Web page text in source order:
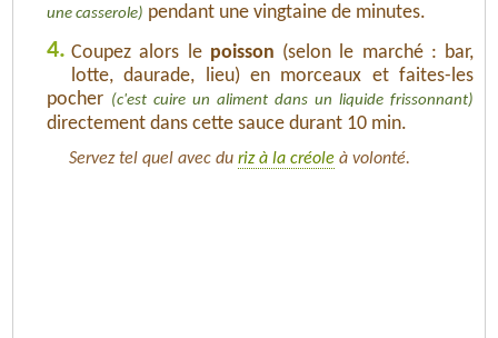
une casserole) pendant une vingtaine de minutes.
4. Coupez alors le poisson (selon le marché : bar,
lotte, daurade, lieu) en morceaux et faites-les
pocher (c'est cuire un aliment dans un liquide frissonnant)
directement dans cette sauce durant 10 min.
Servez tel quel avec du riz à la créole à volonté.